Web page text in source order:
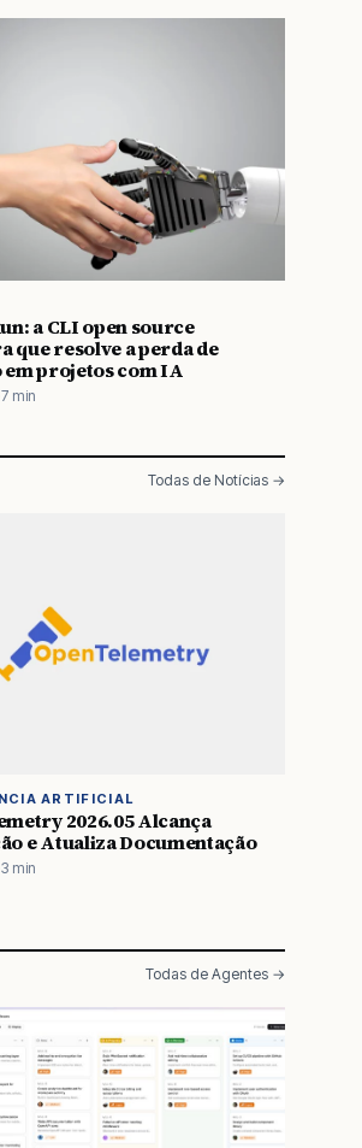
a CLI open source
que resolve a perda de
em projetos com IA
7 min
Todas de Notícias →
ARTIFICIAL
2026.05 Alcança
e Atualiza Documentação
3 min
Todas de Agentes →